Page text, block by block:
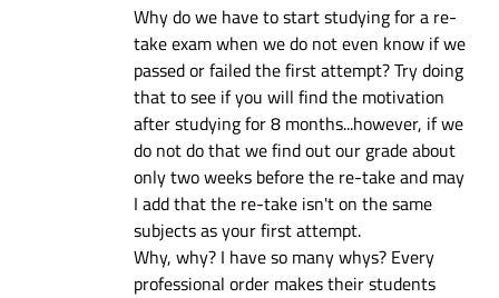
Why do we have to start studying for a re-
take exam when we do not even know if we
passed or failed the first attempt? Try doing
that to see if you will find the motivation
after studying for 8 months...however, if we
do not do that we find out our grade about
only two weeks before the re-take and may
I add that the re-take isn't on the same
subjects as your first attempt.
Why, why? I have so many whys? Every
professional order makes their students